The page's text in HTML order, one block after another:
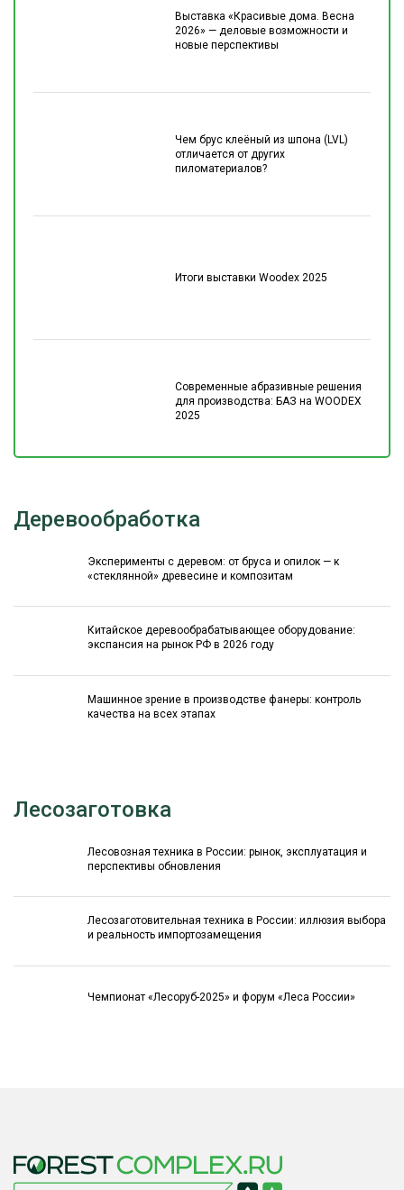
Выставка «Красивые дома. Весна
2026» — деловые возможности и
новые перспективы
Чем брус клеёный из шпона (LVL)
отличается от других
пиломатериалов?
Итоги выставки Woodex 2025
Современные абразивные решения
для производства: БАЗ на WOODEX
2025
Деревообработка
Эксперименты с деревом: от бруса и опилок — к
«стеклянной» древесине и композитам
Китайское деревообрабатывающее оборудование:
экспансия на рынок РФ в 2026 году
Машинное зрение в производстве фанеры: контроль
качества на всех этапах
Лесозаготовка
Лесовозная техника в России: рынок, эксплуатация и
перспективы обновления
Лесозаготовительная техника в России: иллюзия выбора
и реальность импортозамещения
Чемпионат «Лесоруб-2025» и форум «Леса России»